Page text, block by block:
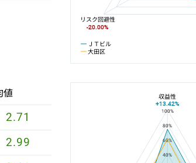
ＪＴビル
大田区
リスク回避性
-20.00%
値
2.71
2.99
ＪＴビルと池上の平均値の総合評価の比較
100%
80%
60%
40%
収益性
+13.42%